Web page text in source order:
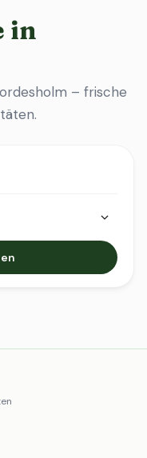
in
– frische